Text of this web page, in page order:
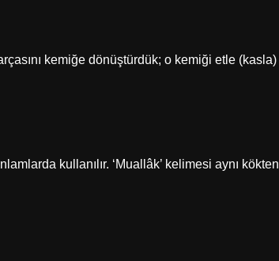
kemiğe dönüştürdük; o kemiği etle (kasla)
kullanılır. ‘Muallâk’ kelimesi aynı kökten